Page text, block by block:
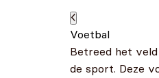
Voetbal
Betreed het
de sport. Deze